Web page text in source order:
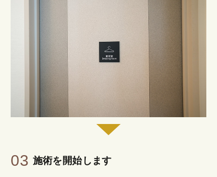
03 施術を開始します